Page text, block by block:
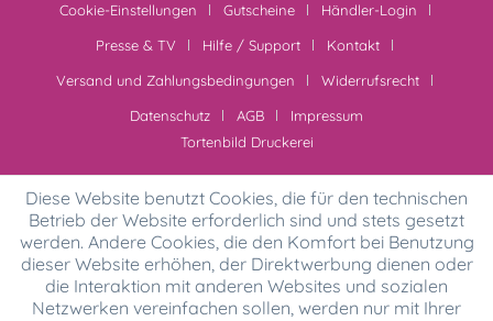
Cookie-Einstellungen Gutscheine
Händler-Login
Presse & TV
Hilfe / Support
Kontakt
Versand und Zahlungsbedingungen
Widerrufsrecht
Datenschutz
AGB
Impressum
Tortenbild Druckerei
Diese Website benutzt Cookies, die für den technischen
Betrieb der Website erforderlich sind und stets gesetzt
werden. Andere Cookies, die den Komfort bei Benutzung
dieser Website erhöhen, der Direktwerbung dienen oder
die Interaktion mit anderen Websites und sozialen
Netzwerken vereinfachen sollen, werden nur mit Ihrer